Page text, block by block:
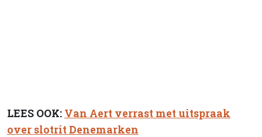
LEES OOK: Van Aert verrast met uitspraak
over slotrit Denemarken